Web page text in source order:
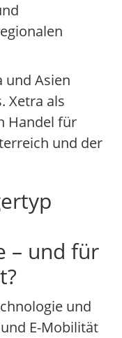
und Asien
Xetra als
Handel für
und der
– und für
und
E-Mobilität